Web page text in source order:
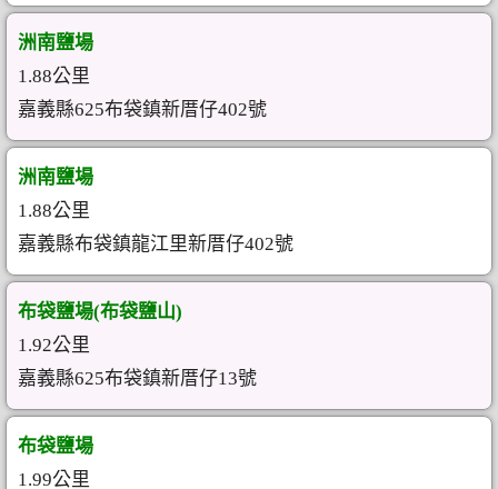
洲南鹽場
1.88公里
嘉義縣625布袋鎮新厝仔402號
洲南鹽場
1.88公里
嘉義縣布袋鎮龍江里新厝仔402號
布袋鹽場(布袋鹽山)
1.92公里
嘉義縣625布袋鎮新厝仔13號
布袋鹽場
1.99公里